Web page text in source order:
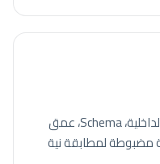
وسوم العناوين، الترويسات، الروابط الداخلية، Schema، عمق
مضبوطة لمطابقة نية